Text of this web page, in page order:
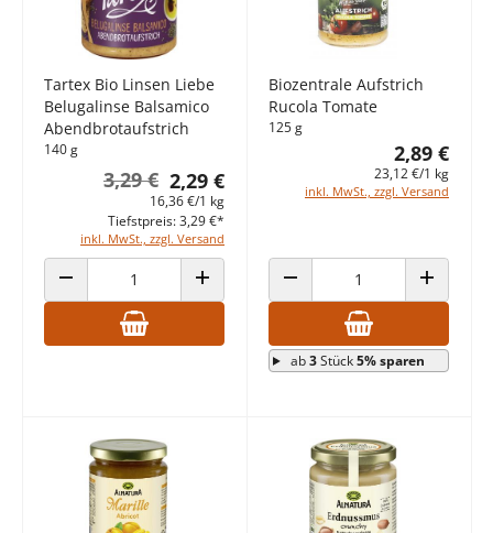
Tartex Bio Linsen Liebe
Belugalinse Balsamico
Abendbrotaufstrich
140 g
2,29 €
3,29 €
16,36 €/1 kg
inkl. MwSt., zzgl. Versand
Tiefstpreis: 3,29 €*
ANZAHL VERRINGERN ANZAHL ERHÖHEN
Biozentrale Aufstrich
Rucola Tomate
125 g
2,89 €
23,12 €/1 kg
inkl. MwSt., zzgl. Versand
ANZAHL VERRINGERN ANZAHL
ab3Stück5% sparen